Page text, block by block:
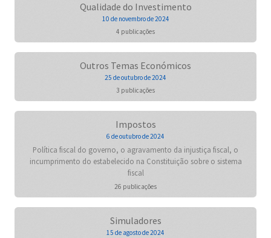
Qualidade do Investimento
10 de novembro de 2024
4 publicações
Outros Temas Económicos
25 de outubro de 2024
3 publicações
Impostos
6 de outubro de 2024
Política fiscal do governo, o agravamento da injustiça fiscal, o
incumprimento do estabelecido na Constituição sobre o sistema
fiscal
26 publicações
Simuladores
15 de agosto de 2024